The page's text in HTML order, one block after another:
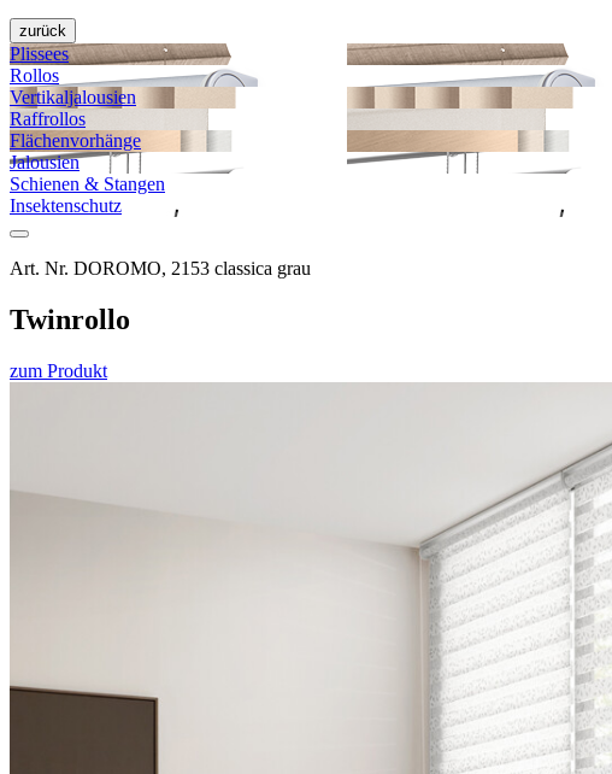
zurück
Plissees
Rollos
Vertikal­jalousien
Raffrollos
Flächen­vorhänge
Jalousien
Schienen & Stangen
Insekten­schutz
Art. Nr. DOROMO, 2153 classica grau
Twin­rollo
zum Produkt